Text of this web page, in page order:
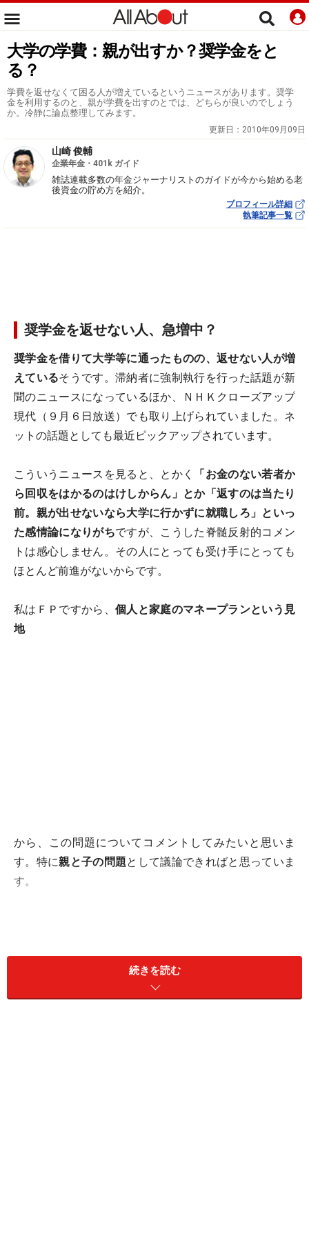
大学の学費：親が出すか？奨学金をと
る？
学費を返せなくて困る人が増えているというニュースがあります。奨学
金を利用するのと、親が学費を出すのとでは、どちらが良いのでしょう
か。冷静に論点整理してみます。
更新日： 2010年09月09日
山崎 俊輔
企業年金・401k ガイド
雑誌連載多数の年金ジャーナリストのガイドが今から始める老
後資金の貯め方を紹介。
プロフィール詳細
執筆記事一覧
奨学金を返せない人、急増中？
奨学金を借りて大学等に通ったものの、返せない人が増
えているそうです。滞納者に強制執行を行った話題が新
聞のニュースになっているほか、ＮＨＫクローズアップ
現代（９月６日放送）でも取り上げられていました。ネ
ットの話題としても最近ピックアップされています。
こういうニュースを見ると、とかく
「お金のない若者か
ら回収をはかるのはけしからん」とか「返すのは当たり
前。親が出せないなら大学に行かずに就職しろ」といっ
た感情論になりがちですが、こうした脊髄反射的コメン
トは感心しません。その人にとっても受け手にとっても
ほとんど前進がないからです。
私はＦＰですから、 個人と家庭のマネープランという見
地
から、この問題についてコメントしてみたいと思いま
す。特に親と子の問題として議論できればと思っていま
す。
奨学金の制度そのものは近代社会において重要な要素
す。頭が良いが家庭に学校に通わせるだけの財力がない
続きを読む